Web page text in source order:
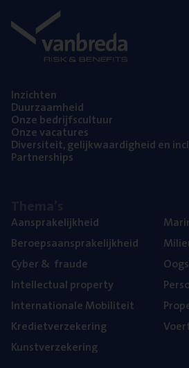
Inzich­ten
Duur­zaam­heid
Onze bedrijfs­cul­tuur
Onze vaca­tu­res
Diver­si­teit, gelijk­waar­dig­heid en
Part­ner­ships
Aan­spra­ke­lijk­heid
Beroeps­aan­spra­ke­lijk­heid
Cyber& fraude
Intel­lec­tu­al property
Inter­na­ti­o­na­le Mobiliteit
Kre­diet­ver­ze­ke­ring
Kunst­ver­ze­ke­ring